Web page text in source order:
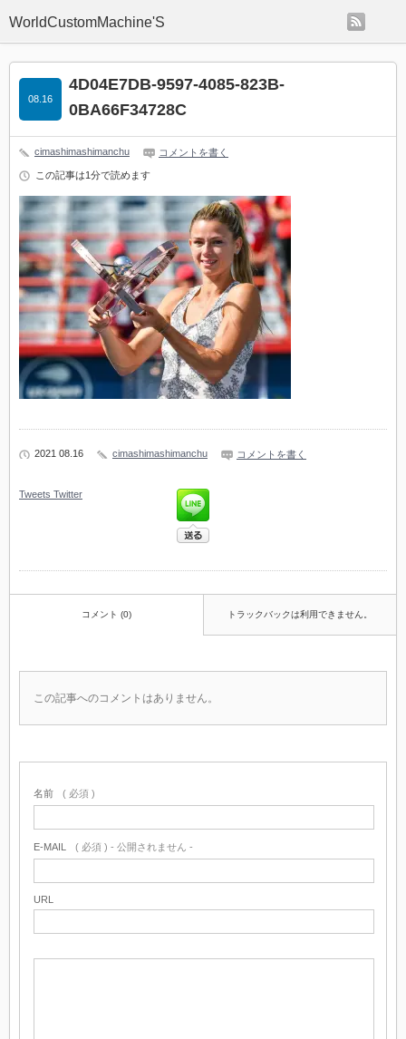
WorldCustomMachine'S
4D04E7DB-9597-4085-823B-
0BA66F34728C
08.16
cimashimashimanchu コメントを書く
この記事は1分で読めます
2021 08.16 cimashimashimanchu コメントを書く
Tweets Twitter
コメント (0) トラックバックは利用できません。
この記事へのコメントはありません。
名前 ( 必須 )
E-MAIL ( 必須 ) - 公開されません -
URL